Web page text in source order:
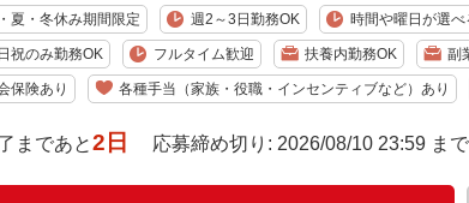
夏・冬休み期間限定 週2～3日勤務OK 時間や曜日が選
祝のみ勤務OK フルタイム歓迎 扶養内勤務OK 副
保険あり 各種手当（家族・役職・インセンティブなど）あり
まであと2日 応募締め切り: 2026/08/10 23:59 まで